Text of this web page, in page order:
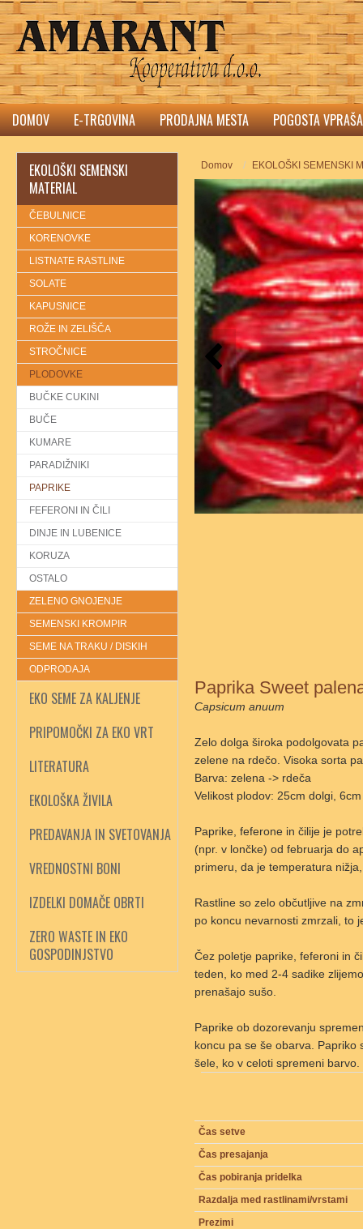
DOMOV E-TRGOVINA PRODAJNA MESTA POGOSTA
EKOLOŠKI SEMENSKI
MATERIAL
ČEBULNICE
KORENOVKE
LISTNATE RASTLINE
SOLATE
KAPUSNICE
ROŽE IN ZELIŠČA
STROČNICE
PLODOVKE
BUČKE CUKINI
BUČE
KUMARE
PARADIŽNIKI
PAPRIKE
FEFERONI IN ČILI
DINJE IN LUBENICE
KORUZA
OSTALO
ZELENO GNOJENJE
SEMENSKI KROMPIR
SEME NA TRAKU / DISKIH
ODPRODAJA
EKO SEME ZA KALJENJE
PRIPOMOČKI ZA EKO VRT
LITERATURA
EKOLOŠKA ŽIVILA
PREDAVANJA IN SVETOVANJA
VREDNOSTNI BONI
IZDELKI DOMAČE OBRTI
ZERO WASTE IN EKO
GOSPODINJSTVO
Domov EKOLOŠKI SEMENSKI
Paprika Sweet
Capsicum anuum
Zelo dolga široka podolgovata
zelene na rdečo. Visoka sorta
Barva: zelena -> rdeča
Velikost plodov: 25cm dolgi,
Paprike, feferone in čilije je
(npr. v lončke) od februarja do
primeru, da je temperatura
Rastline so zelo občutljive na
po koncu nevarnosti zmrzali, to
Čez poletje paprike, feferoni in
teden, ko med 2-4 sadike
prenašajo sušo.
Paprike ob dozorevanju
koncu pa se še obarva.
šele, ko v celoti spremeni
Čas setve
Čas presajanja
Čas pobiranja pridelka
Razdalja med rastlinami/vrstami
Prezimi